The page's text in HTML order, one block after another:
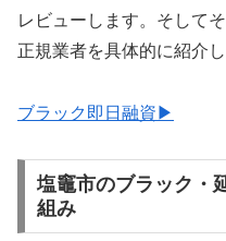
レビューします。そして
正規業者を具体的に紹介し
ブラック即日融資▶
塩竈市のブラック・
組み